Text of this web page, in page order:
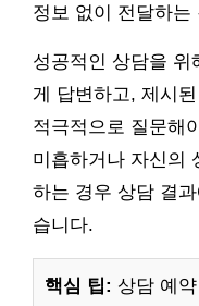
정보 없이 전달하는
성공적인 상담을
게 답변하고, 제시
적극적으로 질문해
미흡하거나 자신의
하는 경우 상담 결
습니다.
핵심 팁: 상담 예